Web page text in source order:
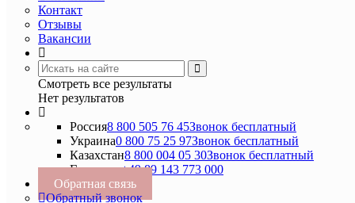
Контакт
Отзывы
Вакансии
Смотреть все результаты
Нет результатов
Россия8 800 505 76 45Звонок бесплатный
Украина0 800 75 25 97Звонок бесплатный
Казахстан8 800 004 05 30Звонок бесплатный
Германия+49 89 143 773 000
Обратная связь
Обратный звонок